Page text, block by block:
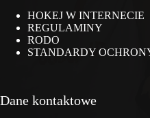
HOKEJ W INTERNECIE
REGULAMINY
RODO
STANDARDY
Dane kontaktowe